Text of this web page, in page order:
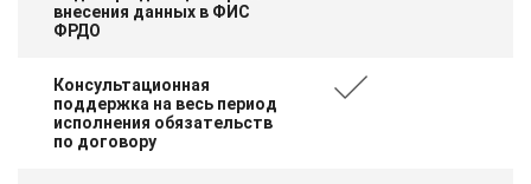
внесения данных в ФИС
ФРДО
Консультационная
поддержка на весь период
исполнения обязательств
по договору